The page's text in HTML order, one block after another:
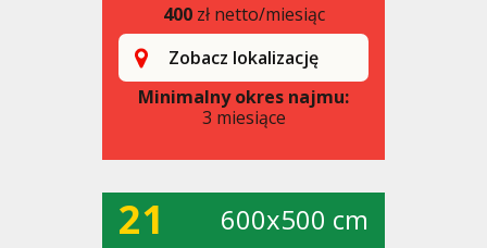
400zł netto/miesiąc
Zobacz lokalizację
Minimalny okres najmu:
3 miesiące
21 600x500 cm